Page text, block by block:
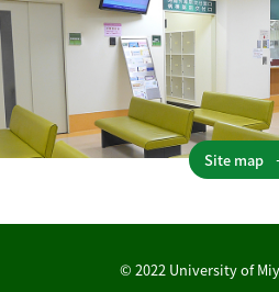
Site map
© 2022 University of